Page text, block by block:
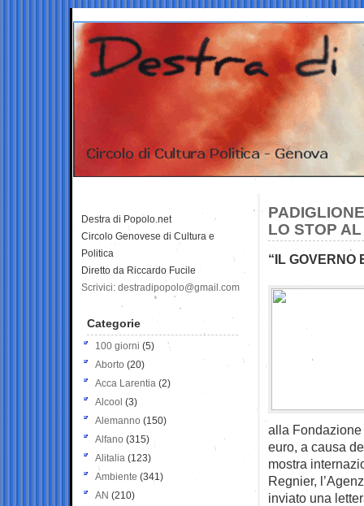
LO STOP
“IL GOVERNO
alla
euro, a causa
mostra
Regnier,
inviato una
Destra di Popolo.net
Circolo Genovese di Cultura e
Politica
Diretto da Riccardo Fucile
Scrivici: destradipopolo@gmail.com
Categorie
100 giorni (5)
Aborto (20)
Acca Larentia (2)
Alcool (3)
Alemanno (150)
Alfano (315)
Alitalia (123)
Ambiente (341)
AN (210)